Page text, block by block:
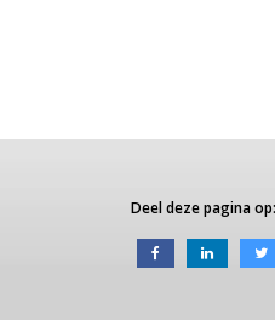
Deel deze pagina op: